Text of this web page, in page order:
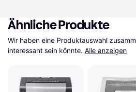
Ähnliche Produkte
Wir haben eine Produktauswahl
interessant sein könnte. Alle anzeigen